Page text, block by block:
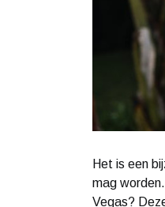
Het is een
mag
Vegas?